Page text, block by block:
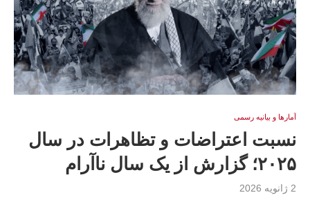
آمارها و بيانيه رسمى
نسبت اعتراضات و تظاهرات در سال
۲۰۲۵؛ گزارش از یک سال ناآرام
2 ژانویه 2026